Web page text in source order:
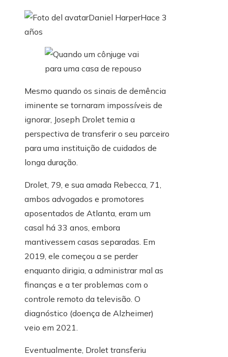
Daniel HarperHace 3
años
Mesmo quando os sinais de demência
iminente se tornaram impossíveis de
ignorar, Joseph Drolet temia a
perspectiva de transferir o seu parceiro
para uma instituição de cuidados de
longa duração.
Drolet, 79, e sua amada Rebecca, 71,
ambos advogados e promotores
aposentados de Atlanta, eram um
casal há 33 anos, embora
mantivessem casas separadas. Em
2019, ele começou a se perder
enquanto dirigia, a administrar mal as
finanças e a ter problemas com o
controle remoto da televisão. O
diagnóstico (doença de Alzheimer)
veio em 2021.
Eventualmente, Drolet transferiu